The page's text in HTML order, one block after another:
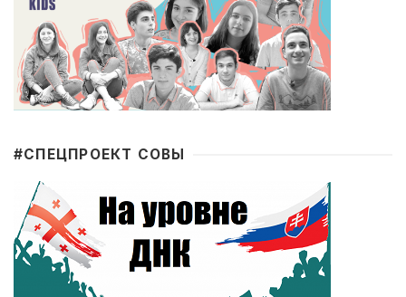
#CПЕЦПРОЕКТ СОВЫ